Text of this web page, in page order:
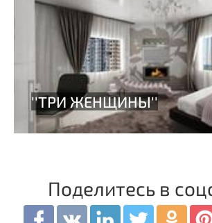
Поделитесь в